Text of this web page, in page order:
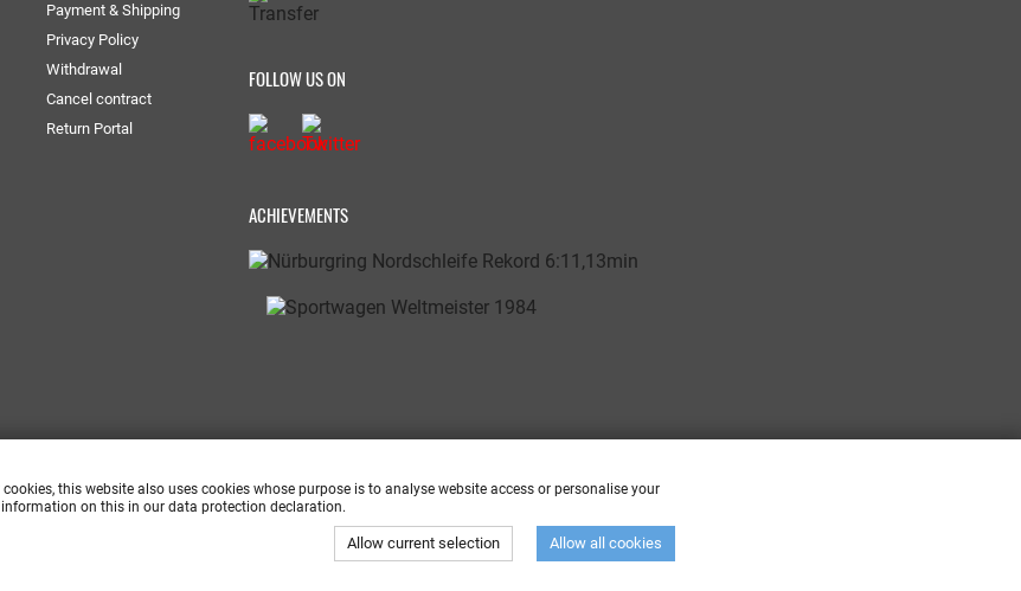
Payment & Shipping
Privacy Policy
Withdrawal
Cancel contract
Return Portal
FOLLOW US ON
ACHIEVEMENTS
this website also uses cookies whose purpose is to analyse website access or personalise your
on this in our data protection declaration.
Allow current selection Allow all cookies